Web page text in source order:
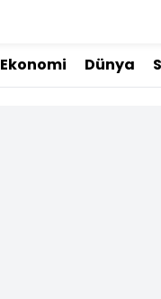
Ekonomi Dünya